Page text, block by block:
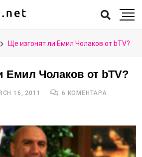
Ще изгонят ли Емил Чолаков от bTV?
Емил Чолаков от bTV?
16, 2011
6 КОМЕНТАРА